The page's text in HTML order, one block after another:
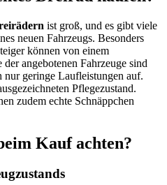
ist groß, und es gibt viele
neuen Fahrzeugs. Besonders
können von einem
angebotenen Fahrzeuge sind
nur geringe Laufleistungen auf.
Pflegezustand.
zudem echte Schnäppchen
Kauf achten?